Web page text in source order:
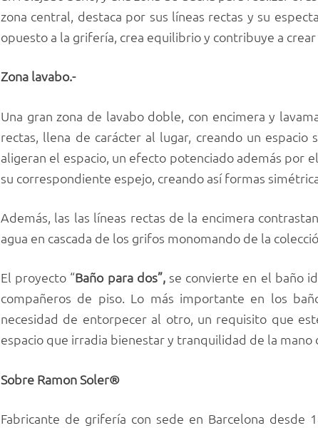
zona central, destaca por sus líneas rectas y su
opuesto a la grifería, crea equilibrio y contribuye a
Zona lavabo.-
Una gran zona de lavabo doble, con encimera y
rectas, llena de carácter al lugar, creando un
aligeran el espacio, un efecto potenciado además por
su correspondiente espejo, creando así formas
Además, las las líneas rectas de la encimera
agua en cascada de los grifos monomando de la
El proyecto “Baño para dos”, se convierte en el baño
compañeros de piso. Lo más importante en los
necesidad de entorpecer al otro, un requisito que
espacio que irradia bienestar y tranquilidad de la mano
Sobre Ramon Soler®
Fabricante de grifería con sede en Barcelona desde